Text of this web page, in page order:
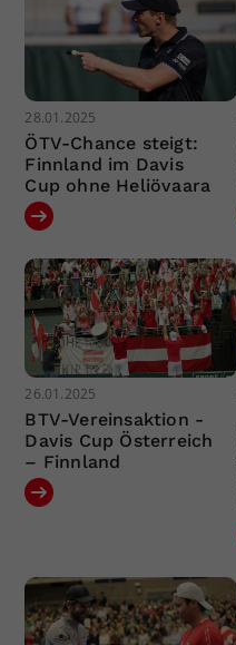
28.01.2025
ÖTV-Chance steigt:
Finnland im Davis
Cup ohne Heliövaara
26.01.2025
BTV-Vereinsaktion -
Davis Cup Österreich
– Finnland